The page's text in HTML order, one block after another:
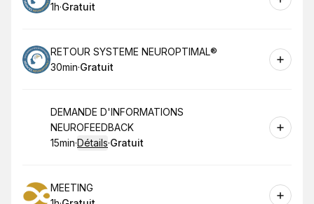
.Durée de l'appel
1h·
.Prix:
Gratuit
Réserver
RETOUR SYSTEME NEUROPTIMAL®️
.Durée de l'appel
30min·
.Prix:
Gratuit
Réserver
DEMANDE D'INFORMATIONS
NEUROFEEDBACK
.Durée de l'appel
15min·Détails·
.Prix:
Gratuit
Réserver
MEETING